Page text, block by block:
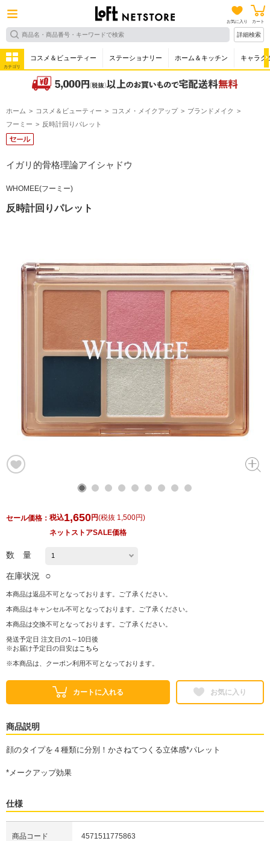
お気に入り カート
詳細検索
カテゴリ
コスメ＆ビューティー ステーショナリー ホーム＆キッチン キャラク
ホーム コスメ＆ビューティー コスメ・メイクアップ
ブランドメイク
フーミー
反時計回りパレット
イガリ的骨格理論アイシャドウ
WHOMEE(フーミー)
反時計回りパレット
セール価格： 税込1,650円(税抜 1,500円)
ネットストアSALE価格
数 量
在庫状況 ○
本商品は返品不可となっております。ご了承ください。
本商品はキャンセル不可となっております。ご了承ください。
本商品は交換不可となっております。ご了承ください。
発送予定日 注文日の1～10日後
※お届け予定日の目安は こちら
※本商品は、クーポン利用不可となっております。
カートに入れる お気に入り
商品説明
顔のタイプを４種類に分別！かさねてつくる立体感*パレット
*メークアップ効果
仕様
商品コード 4571511775863